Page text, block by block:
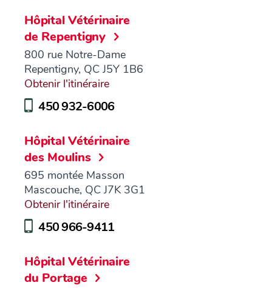
Hôpital Vétérinaire
de Repentigny
800 rue Notre-Dame
Repentigny, QC J5Y 1B6
Obtenir l'itinéraire
450 932-6006
Hôpital Vétérinaire
des Moulins
695 montée Masson
Mascouche, QC J7K 3G1
Obtenir l'itinéraire
450 966-9411
Hôpital Vétérinaire
du Portage